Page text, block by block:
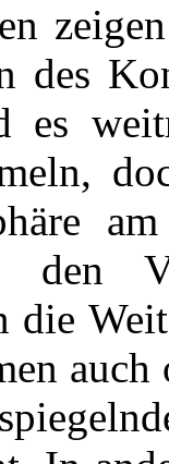
des
es
den
die